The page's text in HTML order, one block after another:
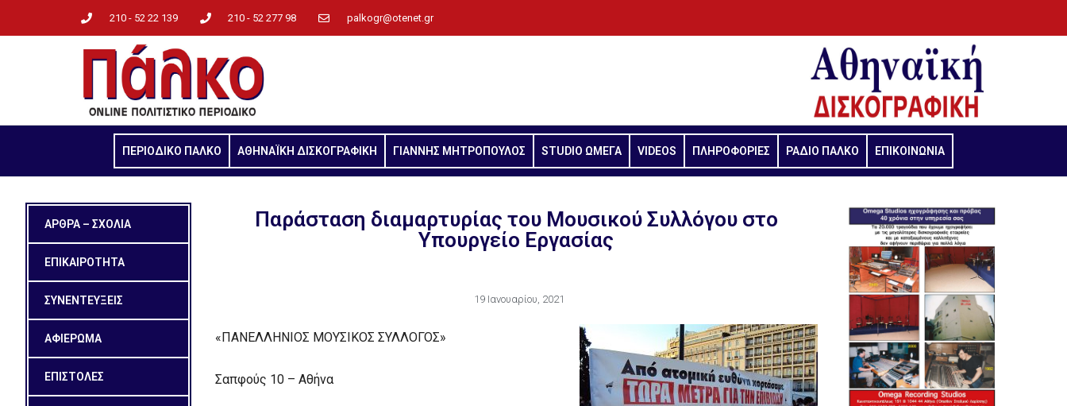
210 - 52 22 139 210 - 52 277 98 palkogr@otenet.gr
ΠΕΡΙΟΔΙΚΟ ΠΑΛΚΟ ΑΘΗΝΑΪΚΗ ΔΙΣΚΟΓΡΑΦΙΚΗ ΓΙΑΝΝΗΣ ΜΗΤΡΟΠΟΥΛΟΣ STUDIO ΩΜΕΓΑ VIDEOS ΠΛΗΡΟΦΟΡΙΕΣ ΡΑΔΙΟ ΠΑΛΚΟ ΕΠΙΚΟΙΝΩΝΙΑ
ΑΡΘΡΑ – ΣΧΟΛΙΑ
ΕΠΙΚΑΙΡΟΤΗΤΑ
ΣΥΝΕΝΤΕΥΞΕΙΣ
ΑΦΙΕΡΩΜΑ
ΕΠΙΣΤΟΛΕΣ
Παράσταση διαμαρτυρίας του Μουσικού Συλλόγου στο
Υπουργείο Εργασίας
19 Ιανουαρίου, 2021
«ΠΑΝΕΛΛΗΝΙΟΣ ΜΟΥΣΙΚΟΣ ΣΥΛΛΟΓΟΣ»
Σαπφούς 10 – Αθήνα